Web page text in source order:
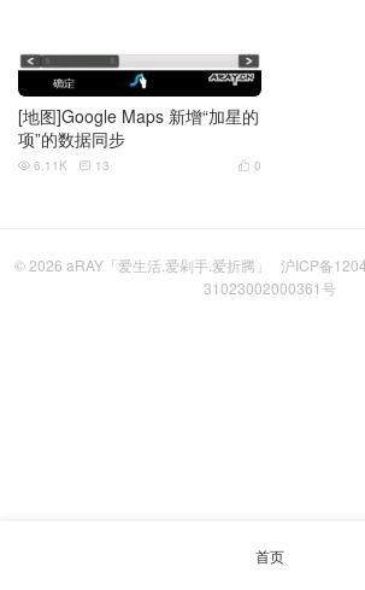
[地图]Google Maps 新增“加星的
项”的数据同步
 0
 6.11K  13
© 2026 aRAY「爱生活.爱剁手.爱折腾」 沪ICP备
31023002000361号
首页